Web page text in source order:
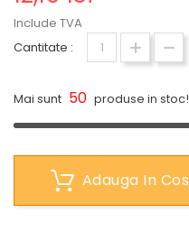
Include TVA
Cantitate :
Mai sunt 50 produse in stoc!
Adauga In Cos